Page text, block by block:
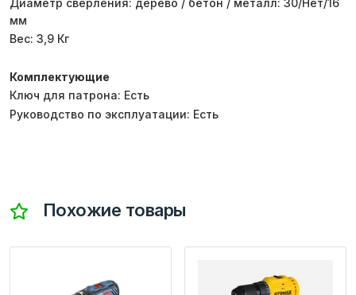
мм
Вес: 3,9 Кг
Комплектующие
Ключ для патрона: Есть
Руководство по эксплуатации: Есть
Похожие товары